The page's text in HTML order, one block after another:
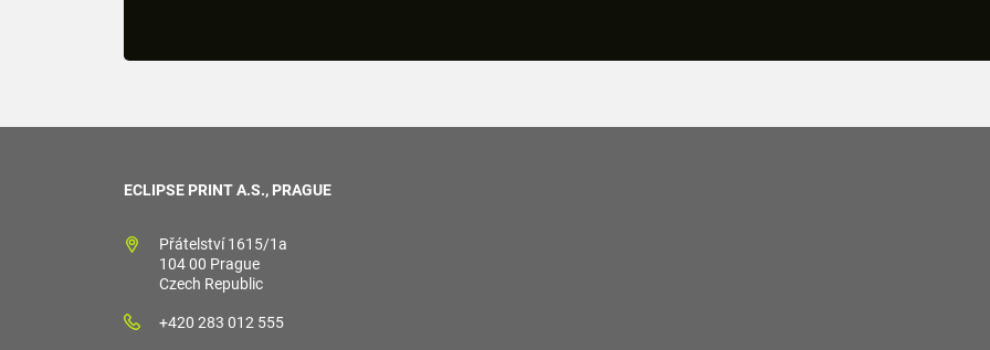
ECLIPSE PRINT A.S., PRAGUE
Přátelství 1615/1a
104 00 Prague
Czech Republic
+420 283 012 555